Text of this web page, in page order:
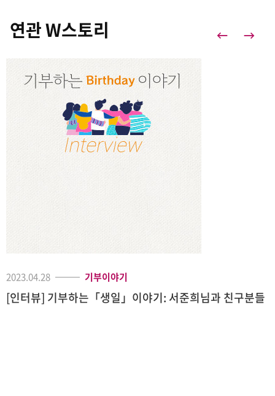
연관 W스토리
2023.04.28 기부이야기
[인터뷰] 기부하는「생일」이야기: 서준희님과 친구분들